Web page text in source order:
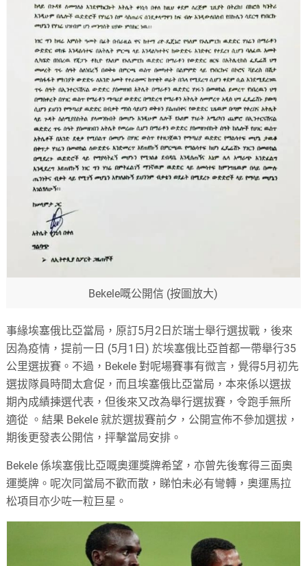
Bekele嘅公開信 (按圖放大)
事緣埃塞俄比亞當局，原訂5月2日於瑞士舉行選拔戰，後來
因為疫情，提前一日 (5月1日) 於埃塞俄比亞首都一帶舉行35
公里選拔賽。不過，Bekele 對呢場賽事有微言，覺得5月初先
選拔隊員時間太倉促，而且埃塞俄比亞當局，本來係以選拔
期內成績揀選代表，但後來又改為舉行選拔賽，令跑手無所
適從 。結果 Bekele 就於選拔賽前夕，公開宣佈不參加選拔，
期後更發表公開信，抨擊當局安排。
Bekele 係埃塞俄比亞嘅奧運獎牌希望，亦曾先後奪得三面奧
運奬牌。呢次同當局不歡而散，睇怕未必有彎轉，奧運馬拉
松項目亦少咗一粒巨星。